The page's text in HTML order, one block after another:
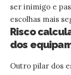
ser inimigo e
escolhas mais
Risco
dos
Outro pilar dos